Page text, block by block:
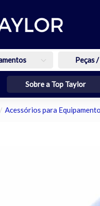
Peças
Sobre a Top Taylor
Acessórios para